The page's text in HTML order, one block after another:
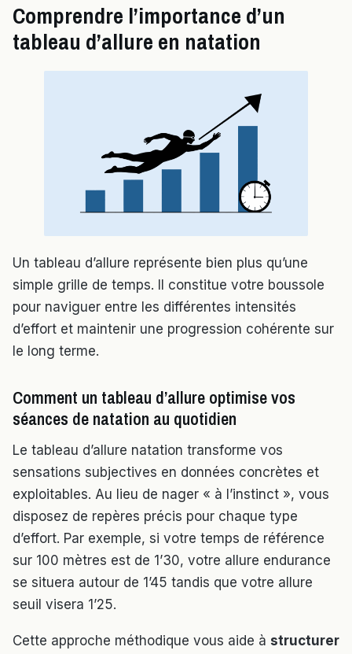
Comprendre l’importance d’un
tableau d’allure en natation
Un tableau d’allure représente bien plus qu’une
simple grille de temps. Il constitue votre boussole
pour naviguer entre les différentes intensités
d’effort et maintenir une progression cohérente sur
le long terme.
Comment un tableau d’allure optimise vos
séances de natation au quotidien
Le tableau d’allure natation transforme vos
sensations subjectives en données concrètes et
exploitables. Au lieu de nager « à l’instinct », vous
disposez de repères précis pour chaque type
d’effort. Par exemple, si votre temps de référence
sur 100 mètres est de 1’30, votre allure endurance
se situera autour de 1’45 tandis que votre allure
seuil visera 1’25.
Cette approche méthodique vous aide à structurer